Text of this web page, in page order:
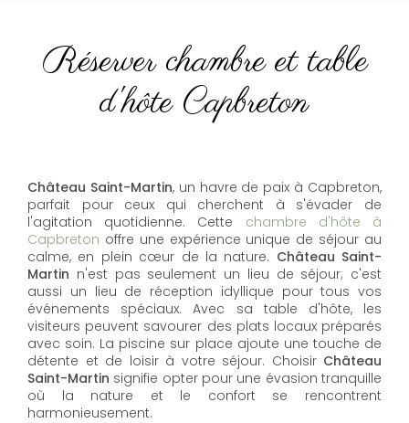
Réserver chambre et table
d'hôte Capbreton
Château Saint-Martin, un havre de paix à Capbreton,
parfait pour ceux qui cherchent à s'évader de
l'agitation quotidienne. Cette chambre d'hôte à
Capbreton offre une expérience unique de séjour au
calme, en plein cœur de la nature. Château Saint-
Martin n'est pas seulement un lieu de séjour; c'est
aussi un lieu de réception idyllique pour tous vos
événements spéciaux. Avec sa table d'hôte, les
visiteurs peuvent savourer des plats locaux préparés
avec soin. La piscine sur place ajoute une touche de
détente et de loisir à votre séjour. ChoisirChâteau
Saint-Martin signifie opter pour une évasion tranquille
où la nature et le confort se rencontrent
harmonieusement.